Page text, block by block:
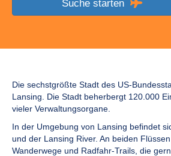
Die sechstgrößte Stadt des US-
Lansing. Die Stadt beherbergt 120.000
vieler Verwaltungsorgane.
In der Umgebung von Lansing befindet
und der Lansing River. An beiden
Wanderwege und Radfahr-Trails, die